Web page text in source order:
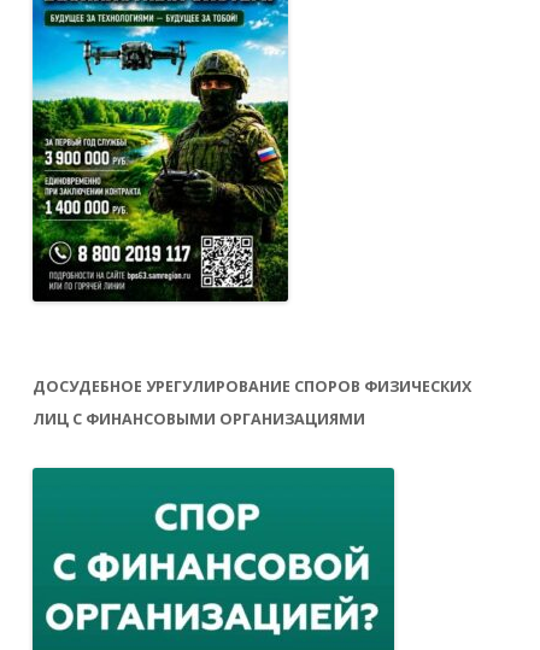
ДОСУДЕБНОЕ УРЕГУЛИРОВАНИЕ СПОРОВ ФИЗИЧЕСКИХ
ЛИЦ С ФИНАНСОВЫМИ ОРГАНИЗАЦИЯМИ